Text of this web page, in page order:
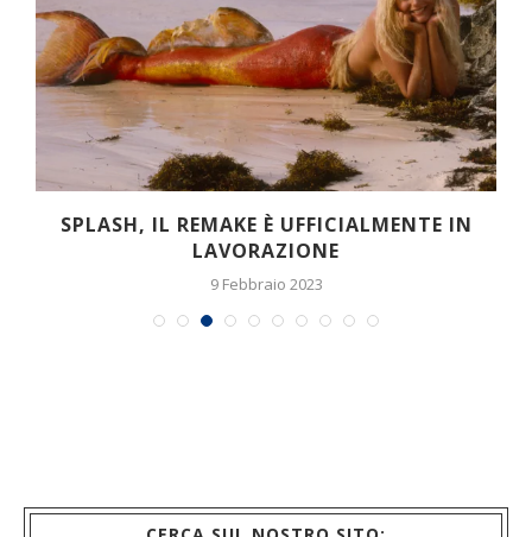
ECCO LA LISTA COMPLETA DEI CONTENUTI
SPECIALI DELL’EDIZIONE...
25 Febbraio 2015